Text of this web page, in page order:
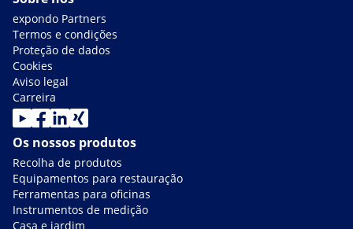
expondo Partners
Termos e condições
Proteção de dados
Cookies
Aviso legal
Carreira
Os nossos produtos
Recolha de produtos
Equipamentos para restauração
Ferramentas para oficinas
Instrumentos de medição
Casa e jardim